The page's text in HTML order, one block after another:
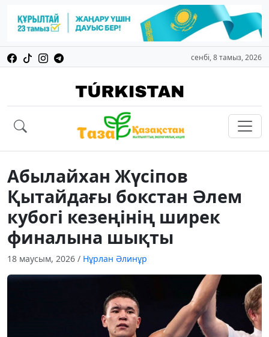
сенбі, 8 тамыз, 2026
Абылайхан Жүсіпов
Қытайдағы бокстан Әлем
кубогі кезеңінің ширек
финалына шықты
18 маусым, 2026 / Нұрлан Әлинұр